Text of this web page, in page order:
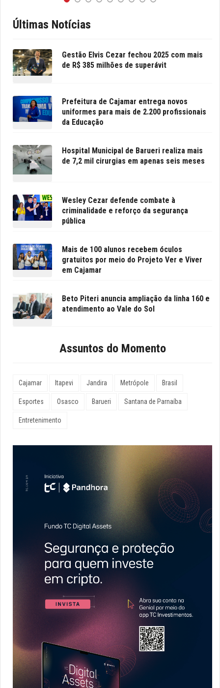
Últimas Notícias
Gestão Elvis Cezar fechou 2025 com mais
de R$ 385 milhões de superávit
Prefeitura de Cajamar entrega novos
uniformes para mais de 2.200 profissionais
da Educação
Hospital Municipal de Barueri realiza mais
de 7,2 mil cirurgias em apenas seis meses
Wesley Cezar defende combate à
criminalidade e reforço da segurança
pública
Mais de 100 alunos recebem óculos
gratuitos por meio do Projeto Ver e Viver
em Cajamar
Beto Piteri anuncia ampliação da linha 160 e
atendimento ao Vale do Sol
Assuntos do Momento
Cajamar Itapevi Jandira Metrópole Brasil
Esportes Osasco Barueri Santana de Parnaíba
Entretenimento